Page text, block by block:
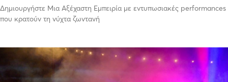
Δημιουργήστε Μια Αξέχαστη Εμπειρία με εντυπωσιακές performances
που κρατούν τη νύχτα ζωντανή